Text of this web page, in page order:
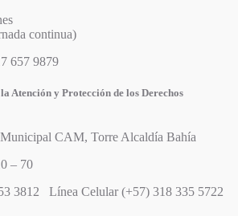
continua)
657 9879
Atención y Protección de los Derechos
CAM, Torre Alcaldía Bahía
– 70
3812 Línea Celular (+57) 318 335 5722